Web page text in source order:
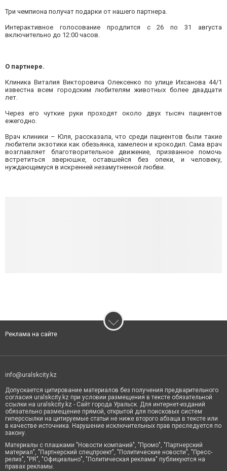
Три чемпиона получат подарки от нашего партнера.
Интерактивное голосование продлится с 26 по 31 августа
включительно до 12:00 часов.
О партнере.
Клиника Виталия Викторовича Олексенко по улице Ихсанова 44/1
известна всем городским любителям животных более двадцати
лет.
Через его чуткие руки проходят около двух тысяч пациентов
ежегодно.
Врач клиники – Юля, рассказала, что среди пациентов были такие
любители экзотики как обезьянка, хамелеон и крокодил. Сама врач
возглавляет благотворительное движение, призванное помочь
встретиться зверюшке, оставшейся без опеки, и человеку,
нуждающемуся в искренней незамутненной любви.
Реклама на сайте
info@uralskcity.kz
Допускается цитирование материалов без получения предварительного
согласия uralskcity.kz при условии размещения в тексте обязательной
ссылки на uralskcity.kz - Сайт города Уральск. Для интернет-изданий
обязательно размещение прямой, открытой для поисковых систем
гиперссылки на цитируемые статьи не ниже второго абзаца в тексте или
в качестве источника. Нарушение исключительных прав преследуется по
закону.
Материалы с плашками "Новости компаний", "Промо", "Партнерский
материал", "Партнерский спецпроект", "Политические новости", "Пресс-
релиз", "PR", "Официально", "Политическая реклама" публикуются на
правах рекламы.